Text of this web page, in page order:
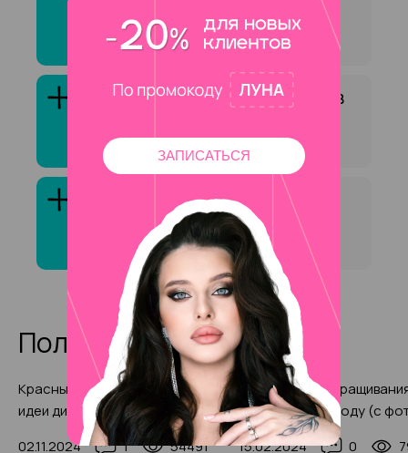
услугу «Ламинирование
бровей»?
Как выбрать специалиста в
бровей»?
Клиенты обычно довольны
услугой «Ламинирование
бровей»?
Полезные статьи
Красный маникюр 2025 года:
идеи дизайна, тренды и
новинки, 200+ фото
02.11.2024 1 54491
8 причин для
ресниц в 2025 году (с
примерами)
15.02.2024 0
ЗАПИСАТЬСЯ